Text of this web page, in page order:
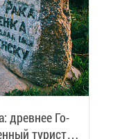
древ­нее Го­
ту­ри­сти­